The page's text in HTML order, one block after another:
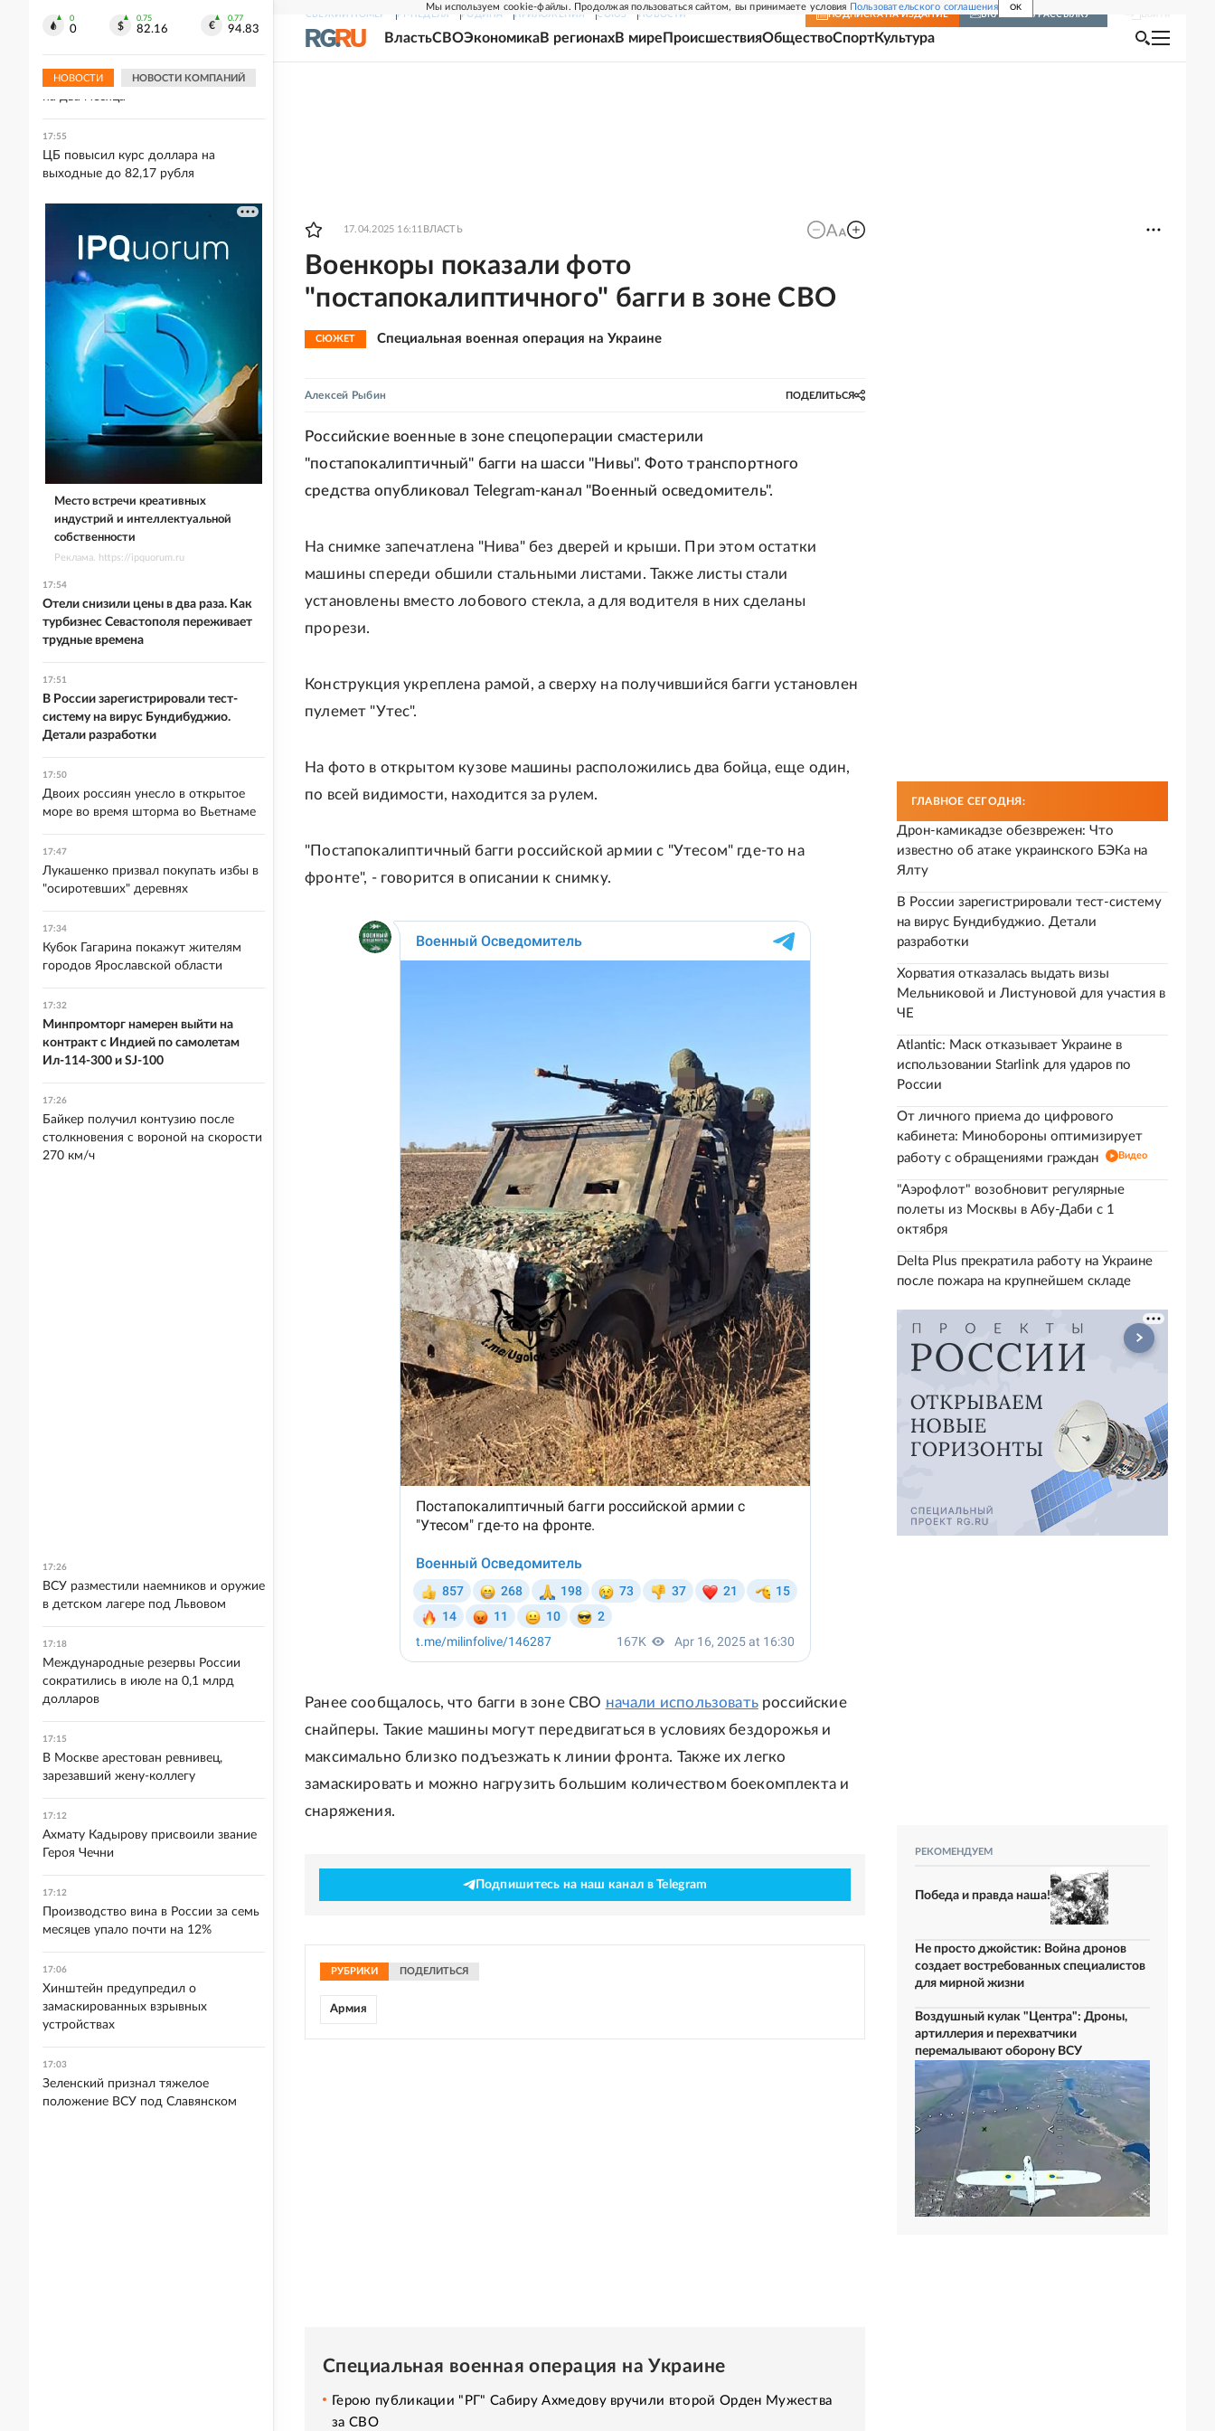
Мы используем cookie-файлы. Продолжая пользоваться сайтом, вы принимаете условия Пользовательского соглашения OK
СВЕЖИЙ НОМЕР РГ-НЕДЕЛЯ РОДИНА ПРИЛОЖЕНИЯ СОЮЗ НОВОСТИ ПОДПИСКА НА ИЗДАНИЕ ВКЛЮЧИТЬ РАССЫЛКУ
ВластьСВОЭкономикаВ регионахВ мире ПроисшествияОбществоСпортКультура
17.04.2025 16:11 ВЛАСТЬ
Военкоры показали фото
"постапокалиптичного" багги в зоне СВО
СЮЖЕТ Специальная военная операция на Украине
Алексей Рыбин ПОДЕЛИТЬСЯ
Российские военные в зоне спецоперации смастерили
"постапокалиптичный" багги на шасси "Нивы". Фото транспортного
средства опубликовал Telegram-канал "Военный осведомитель".
На снимке запечатлена "Нива" без дверей и крыши. При этом остатки
машины спереди обшили стальными листами. Также листы стали
установлены вместо лобового стекла, а для водителя в них сделаны
прорези.
Конструкция укреплена рамой, а сверху на получившийся багги установлен
пулемет "Утес".
На фото в открытом кузове машины расположились два бойца, еще один,
по всей видимости, находится за рулем.
"Постапокалиптичный багги российской армии с "Утесом" где-то на
фронте", - говорится в описании к снимку.
Ранее сообщалось, что багги в зоне СВО начали использоватьроссийские
снайперы. Такие машины могут передвигаться в условиях бездорожья и
максимально близко подъезжать к линии фронта. Также их легко
замаскировать и можно нагрузить большим количеством боекомплекта и
снаряжения.
Подпишитесь на наш канал в Telegram
РУБРИКИ ПОДЕЛИТЬСЯ
Армия
Специальная военная операция на Украине
Герою публикации "РГ" Сабиру Ахмедову вручили второй Орден Мужества
за СВО
ГЛАВНОЕ СЕГОДНЯ:
Дрон-камикадзе обезврежен: Что
известно об атаке украинского БЭКа на
Ялту
В России зарегистрировали тест-систему
на вирус Бундибуджио. Детали
разработки
Хорватия отказалась выдать визы
Мельниковой и Листуновой для участия в
ЧЕ
Atlantic: Маск отказывает Украине в
использовании Starlink для ударов по
России
От личного приема до цифрового
кабинета: Минобороны оптимизирует
работу с обращениями граждан
Видео
"Аэрофлот" возобновит регулярные
полеты из Москвы в Абу-Даби с 1
октября
Delta Plus прекратила работу на Украине
после пожара на крупнейшем складе
РЕКОМЕНДУЕМ
Победа и правда наша!
Не просто джойстик: Война дронов
создает востребованных специалистов
для мирной жизни
Воздушный кулак "Центра": Дроны,
артиллерия и перехватчики
перемалывают оборону ВСУ
0
0
0.75
82.16
0.77
94.83
НОВОСТИ НОВОСТИ КОМПАНИЙ
Невзорова Лидию заочно арестовали
на два месяца
17:55
ЦБ повысил курс доллара на
выходные до 82,17 рубля
Место встречи креативных
индустрий и интеллектуальной
собственности
Реклама. https://ipquorum.ru
17:54
Отели снизили цены в два раза. Как
турбизнес Севастополя переживает
трудные времена
17:51
В России зарегистрировали тест-
систему на вирус Бундибуджио.
Детали разработки
17:50
Двоих россиян унесло в открытое
море во время шторма во Вьетнаме
17:47
Лукашенко призвал покупать избы в
"осиротевших" деревнях
17:34
Кубок Гагарина покажут жителям
городов Ярославской области
17:32
Минпромторг намерен выйти на
контракт с Индией по самолетам
Ил-114-300 и SJ-100
17:26
Байкер получил контузию после
столкновения с вороной на скорости
270 км/ч
17:26
ВСУ разместили наемников и оружие
в детском лагере под Львовом
17:18
Международные резервы России
сократились в июле на 0,1 млрд
долларов
17:15
В Москве арестован ревнивец,
зарезавший жену-коллегу
17:12
Ахмату Кадырову присвоили звание
Героя Чечни
17:12
Производство вина в России за семь
месяцев упало почти на 12%
17:06
Хинштейн предупредил о
замаскированных взрывных
устройствах
17:03
Зеленский признал тяжелое
положение ВСУ под Славянском